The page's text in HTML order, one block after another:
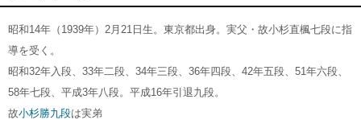
昭和14年（1939年）2月21日生。東京都出身。実父・故小杉直楓七段に指
導を受く。
昭和32年入段、33年二段、34年三段、36年四段、42年五段、51年六段、
58年七段、平成3年八段。平成16年引退九段。
故小杉勝九段は実弟